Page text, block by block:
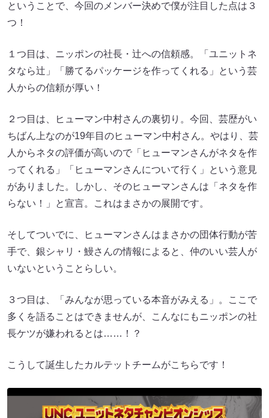
ということで、今回のメンバー決めで僕が注目した点は３
つ！
１つ目は、ニッポンの社長・辻への信頼感。「ユニットネ
タなら辻」「勝てるパッケージを作ってくれる」という芸
人からの信頼が厚い！
２つ目は、ヒューマン中村さんの裏切り。今回、芸歴がい
ちばん上なのが19年目のヒューマン中村さん。やはり、芸
人からネタの評価が高いので「ヒューマンさんがネタを作
ってくれる」「ヒューマンさんについて行く」という意見
がありました。しかし、そのヒューマンさんは「ネタを作
らない！」と宣言。これはまさかの展開です。
そしてついでに、ヒューマンさんはまさかの団体行動が苦
手で、銀シャリ・鰻さんの情報によると、仲のいい芸人が
いないということらしい。
３つ目は、「みんなが思っている本音がみえる」。ここで
多くを語ることはできませんが、こんなにもニッポンの社
長ケツが嫌われるとは……！？
こうして誕生したカルテットチームがこちらです！